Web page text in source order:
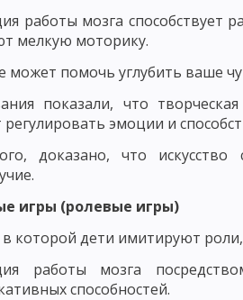
КАК ПЕДАГОГИЧЕСКОЕ ПОНЯТИЕ
УЧАЩИХСЯ ОЦЕНКА ЗНАНИЙ,
ОБЩЕСТВЕННО-ИСТОРИЧЕСКОГО ЯВЛЕНИЯ
НАВЫКИ, ПРИВЫЧКИ, ЭМОЦИИ,
ПРОЦЕСС ВОСПИТАНИЯ. ИДЕАЛ
ОСНОВНЫЕ ПРИЗНАКИ ПРОЦЕССА
ВОСПИТАТЕЛЬНОГО ПРОЦЕССА
ПРОЦЕССА
работы мозга способствует
мелкую моторику.
может помочь углубить ваше
показали, что
регулировать эмоции и
доказано, что искусство
игры (ролевые игры)
в которой дети имитируют
работы мозга
способностей.